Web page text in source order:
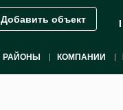
Добавить объект
РАЙОНЫ КОМПАНИИ